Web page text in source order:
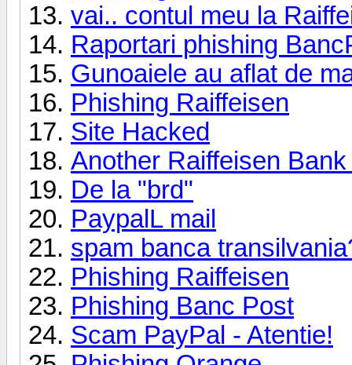
vai.. contul meu la
Raportari phishing
Gunoaiele au aflat de
Phishing Raiffeisen
Site Hacked
Another Raiffeisen
De la "brd"
PaypalL mail
spam banca
Phishing Raiffeisen
Phishing Banc Post
Scam PayPal - Atentie!